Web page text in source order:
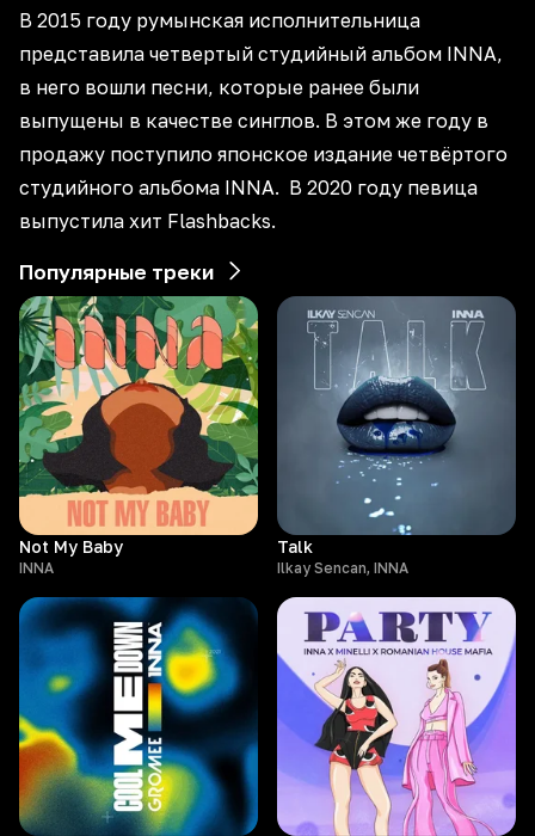
В 2015 году румынская исполнительница
представила четвертый студийный альбом INNA,
в него вошли песни, которые ранее были
выпущены в качестве синглов. В этом же году в
продажу поступило японское издание четвёртого
студийного альбома INNA. В 2020 году певица
выпустила хит Flashbacks.
Популярные треки
Not My Baby
INNA
Talk
Ilkay Sencan, INNA